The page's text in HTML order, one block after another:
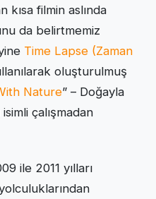
kısa filmin aslında
da belirtmemiz
Time Lapse (Zaman
oluşturulmuş
Nature” – Doğayla
çalışmadan
ile 2011 yılları